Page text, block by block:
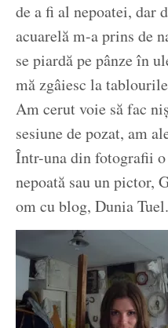
de a fi al nepoatei, dar
acuarelă m-a prins de
se piardă pe pânze în
mă zgâiesc la
Am cerut voie să fac
sesiune de pozat, am
Într-una din fotografii
nepoată sau un pictor,
om cu blog, Dunia Tuel.